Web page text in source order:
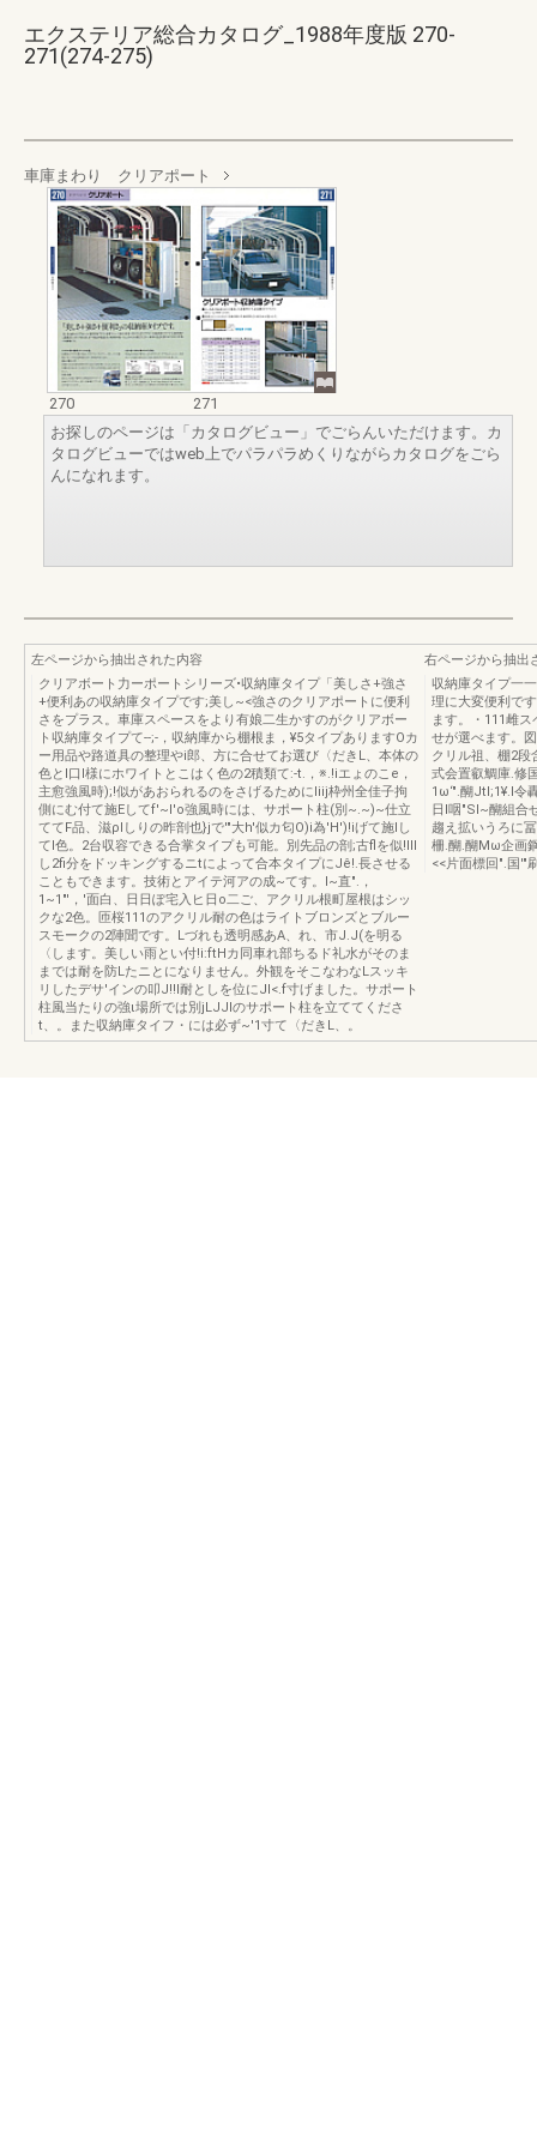
エクステリア総合カタログ_1988年度版 270-
271(274-275)
車庫まわり クリアポート
270
271
お探しのページは「カタログビュー」でごらんいただけます。カ
タログビューではweb上でパラパラめくりながらカタログをごら
んになれます。
左ページから抽出された内容
クリアボート力ーポートシリーズ•収納庫タイプ「美しさ+強さ
+便利あの収納庫タイプです;美し~<強さのクリアポートに便利
さをプラス。車庫スペースをより有娘二生かすのがクリアボー
ト収納庫タイプて--;-，収納庫から棚根ま，¥5タイプありますOカ
ー用品や路道具の整理やi郎、方に合せてお選び〈だきL、本体の
色とl口l様にホワイトとこはく色の2積類て:-t.，※.!iエょのこe，
主愈強風時);!似があおられるのをさげるためにliij枠州全佳子拘
側にむ付て施Eしてf'~l'o強風時には、サポート柱(別~.~)~仕立
ててF品、滋ρlしりの昨剖也}jで'"大h'似カ匂O)i為'H')!iげて施lし
てl色。2台収容できる合掌タイプも可能。別先品の剖;古flを似!III
し2fi分をドッキングするニtによって合本タイプにJê!.長させる
こともできます。技術とアイテ河アの成~てす。I~直".，
1~1"'，'面白、日日ぽ宅入ヒ日o二ご、アクリル根町屋根はシッ
クな2色。匝桜111のアクリル耐の色はライトブロンズとブルー
スモークの2陣聞です。Lづれも透明感あA、れ、市J.J(を明る
〈します。美しい雨とい付!i:ftHカ同車れ部ちるド礼水がそのま
までは耐を防Lたニとになりません。外観をそこなわなLスッキ
リしたデサ'インの叩J!!I耐としを位にJI<.f寸げました。サポート
柱風当たりの強ι場所では別jLJJIのサポート柱を立ててくださ
t、。また収納庫タイフ・には必ず~'1寸て〈だきL、。
右ページから抽出
収納庫タイプ一
理に大変便利で
ます。・111雌
せが選べます。
クリル祖、棚2
式会置叡鯛庫.修
1ω‘".醐JtI;1¥.I令
日l咽"Sl~醐組合
趨え拡いうろに
柵.醐.醐Mω企画
<<片面標回".国'"